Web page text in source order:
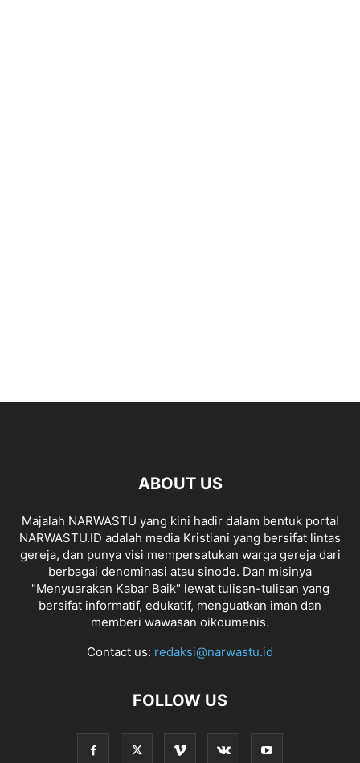
ABOUT US
Majalah NARWASTU yang kini hadir dalam bentuk portal
NARWASTU.ID adalah media Kristiani yang bersifat lintas
gereja, dan punya visi mempersatukan warga gereja dari
berbagai denominasi atau sinode. Dan misinya
"Menyuarakan Kabar Baik" lewat tulisan-tulisan yang
bersifat informatif, edukatif, menguatkan iman dan
memberi wawasan oikoumenis.
Contact us: redaksi@narwastu.id
FOLLOW US